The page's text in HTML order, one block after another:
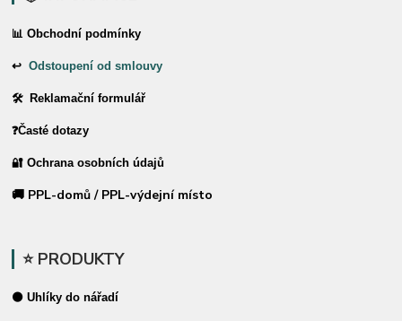
📊 Obchodní podmínky
↩Odstoupení od smlouvy
🛠 Reklamační formulář
❓Časté dotazy
🔐 Ochrana osobních údajů
🚚 PPL-domů / PPL-výdejní místo
⭐ PRODUKTY
⚫ Uhlíky do nářadí